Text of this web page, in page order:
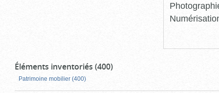
Éléments inventoriés (400)
Patrimoine mobilier (400)